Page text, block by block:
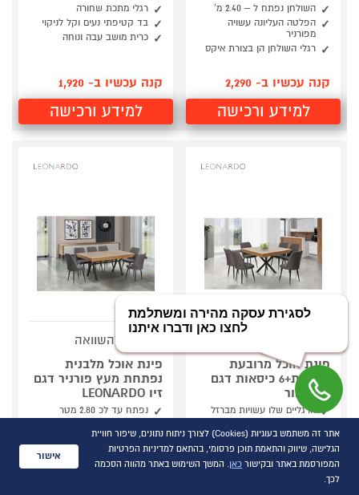
השולחן נפתח ל – 2.40 מ’
הפלטה העליונה עשויה
מפורניר
רגלי השולחן הן בצורת איקס
קנה עכשיו ב- 2,290
למידע ורכישה
רגלי מתכת שחורה
בד קטיפתי נעים וקל לניקוי
כרית מושב עבה ונוחה
קנה עכשיו ב- 1,920
למידע ורכישה
פינת אוכל מרובעת
נפתחת+6 כיסאות דגם
מידן אור
הרגליים שלו עשויות מברזל
שחור
הפלטה העליונה עשויה
מפורניר
גימור עץ אלון בהיר
קנה עכשיו ב- 4,490
סמן להשוואה
פינת אוכל מלבנית
נפתחת מעץ פורניר דגם
זיו LEONARDO
נפתח עד לכ 2.80 מטר
כיסאות
הפלטה העליונה עשויה
מפורניר
אתר זה משתמש בעוגיות (Cookies) לצורך ניתוח נתונים, שיפור חוויית
הגלישה, שיווק והתאמת תוכן פרסומי, בהתאם למדיניות הפרטיות
המפורסמת באתר ובקישור כאן. המשך השימוש באתר מהווה הסכמה
לכך.
אישור